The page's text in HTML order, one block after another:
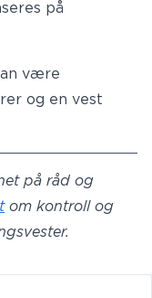
på
være
og en vest
på råd og
om kontroll og